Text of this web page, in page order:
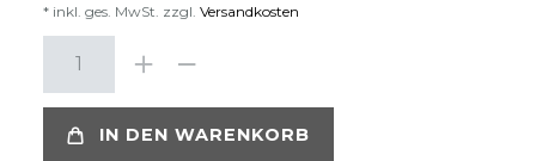
* inkl. ges. MwSt. zzgl. Versandkosten
IN DEN WARENKORB